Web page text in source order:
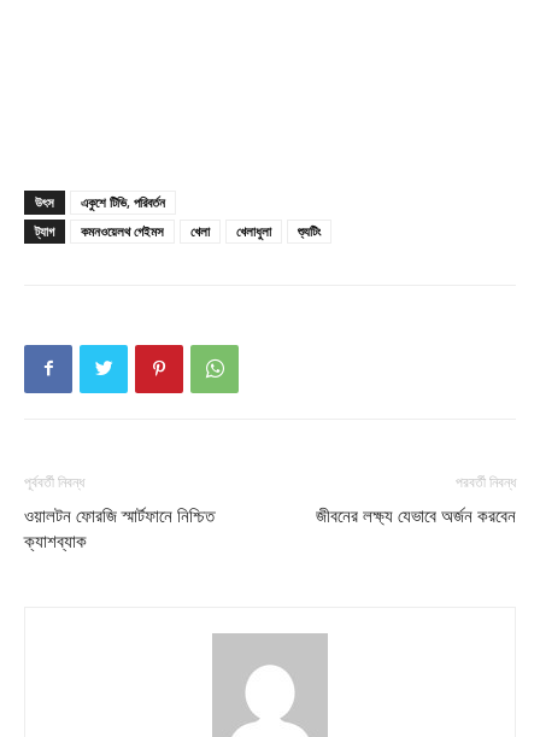
Contact us
Download PhotoCard
উৎস
একুশে টিভি, পরিবর্তন
ট্যাগ
কমনওয়েলথ গেইমস খেলা খেলাধুলা শ্যুটিং
পূর্ববর্তী নিবন্ধ
ওয়ালটন ফোরজি স্মার্টফানে নিশ্চিত
ক্যাশব্যাক
পরবর্তী নিবন্ধ
জীবনের লক্ষ্য যেভাবে অর্জন করবেন